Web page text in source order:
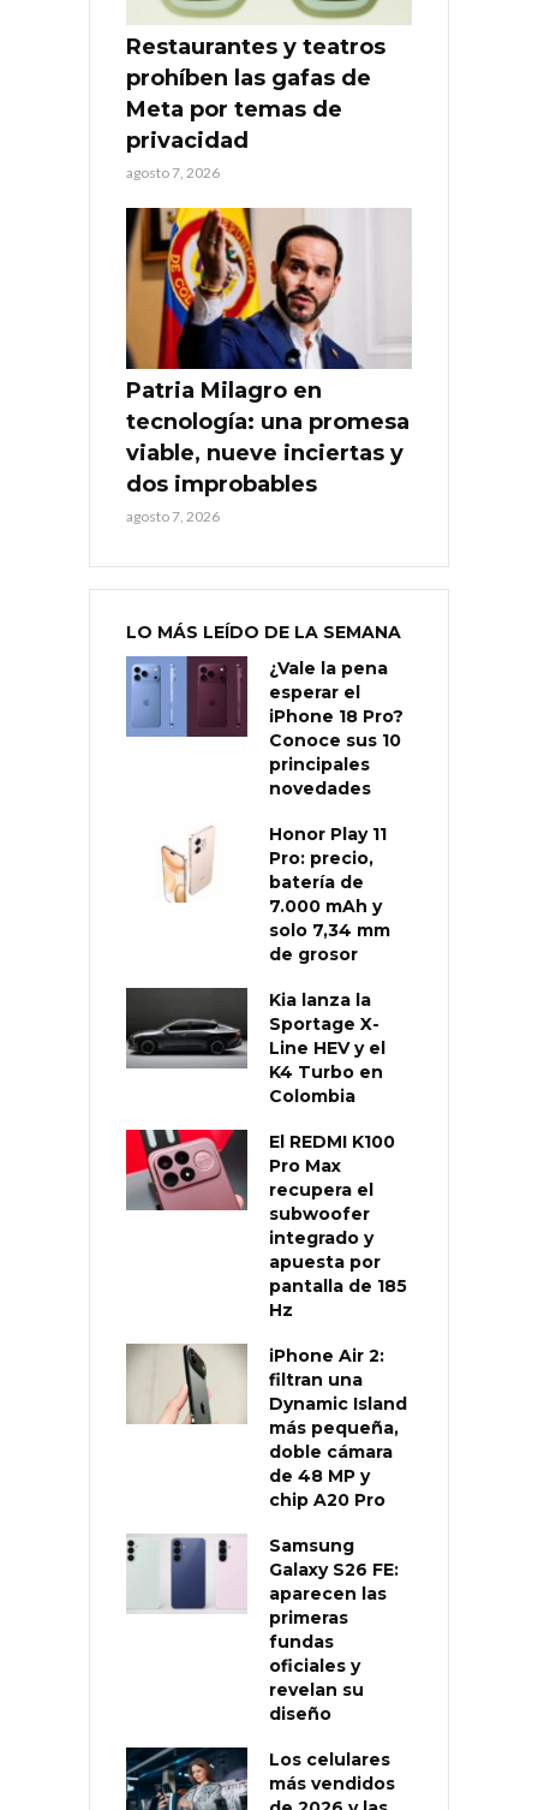
Restaurantes y teatros
prohíben las gafas de
Meta por temas de
privacidad
agosto 7, 2026
Patria Milagro en
tecnología: una promesa
viable, nueve inciertas y
dos improbables
agosto 7, 2026
LO MÁS LEÍDO DE LA SEMANA
¿Vale la pena
esperar el
iPhone 18 Pro?
Conoce sus 10
principales
novedades
Honor Play 11
Pro: precio,
batería de
7.000 mAh y
solo 7,34 mm
de grosor
Kia lanza la
Sportage X-
Line HEV y el
K4 Turbo en
Colombia
El REDMI K100
Pro Max
recupera el
subwoofer
integrado y
apuesta por
pantalla de 185
Hz
iPhone Air 2:
filtran una
Dynamic Island
más pequeña,
doble cámara
de 48 MP y
chip A20 Pro
Samsung
Galaxy S26 FE:
aparecen las
primeras
fundas
oficiales y
revelan su
diseño
Los celulares
más vendidos